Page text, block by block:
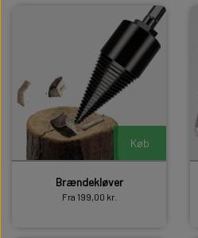
Køb
Brændekløver
Fra 199,00 kr.